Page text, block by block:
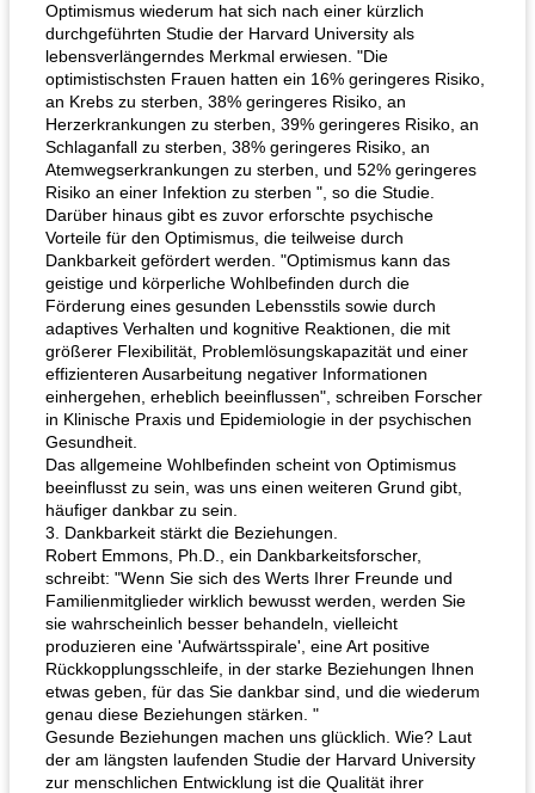
Optimismus wiederum hat sich nach einer kürzlich
durchgeführten Studie der Harvard University als
lebensverlängerndes Merkmal erwiesen. "Die
optimistischsten Frauen hatten ein 16% geringeres Risiko,
an Krebs zu sterben, 38% geringeres Risiko, an
Herzerkrankungen zu sterben, 39% geringeres Risiko, an
Schlaganfall zu sterben, 38% geringeres Risiko, an
Atemwegserkrankungen zu sterben, und 52% geringeres
Risiko an einer Infektion zu sterben ", so die Studie.
Darüber hinaus gibt es zuvor erforschte psychische
Vorteile für den Optimismus, die teilweise durch
Dankbarkeit gefördert werden. "Optimismus kann das
geistige und körperliche Wohlbefinden durch die
Förderung eines gesunden Lebensstils sowie durch
adaptives Verhalten und kognitive Reaktionen, die mit
größerer Flexibilität, Problemlösungskapazität und einer
effizienteren Ausarbeitung negativer Informationen
einhergehen, erheblich beeinflussen", schreiben Forscher
in Klinische Praxis und Epidemiologie in der psychischen
Gesundheit.
Das allgemeine Wohlbefinden scheint von Optimismus
beeinflusst zu sein, was uns einen weiteren Grund gibt,
häufiger dankbar zu sein.
3. Dankbarkeit stärkt die Beziehungen.
Robert Emmons, Ph.D., ein Dankbarkeitsforscher,
schreibt: "Wenn Sie sich des Werts Ihrer Freunde und
Familienmitglieder wirklich bewusst werden, werden Sie
sie wahrscheinlich besser behandeln, vielleicht
produzieren eine 'Aufwärtsspirale', eine Art positive
Rückkopplungsschleife, in der starke Beziehungen Ihnen
etwas geben, für das Sie dankbar sind, und die wiederum
genau diese Beziehungen stärken. "
Gesunde Beziehungen machen uns glücklich. Wie? Laut
der am längsten laufenden Studie der Harvard University
zur menschlichen Entwicklung ist die Qualität ihrer